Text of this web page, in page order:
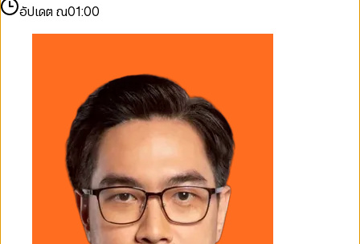
อัปเดต ณ01:00